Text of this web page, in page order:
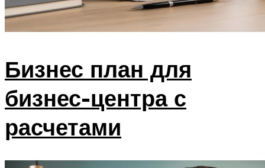
Бизнес план для
бизнес-центра с
расчетами